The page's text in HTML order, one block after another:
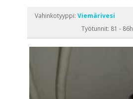
Vahinkotyyppi:Viemärivesi
Työtunnit: 81 - 86h